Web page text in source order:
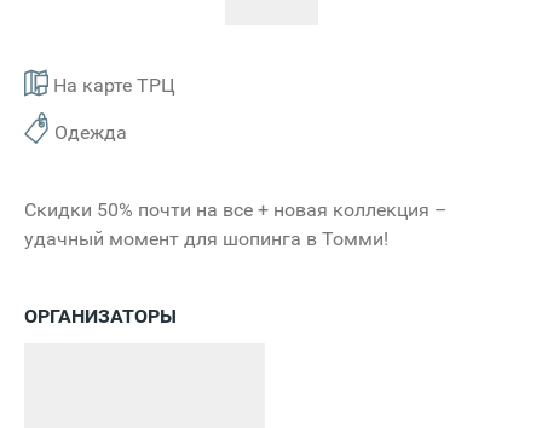
На карте ТРЦ
Одежда
Скидки 50% почти на все + новая коллекция –
удачный момент для шопинга в Томми!
ОРГАНИЗАТОРЫ